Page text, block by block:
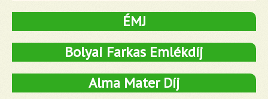
ÉMJ
Bolyai Farkas Emlékdíj
Alma Mater Díj